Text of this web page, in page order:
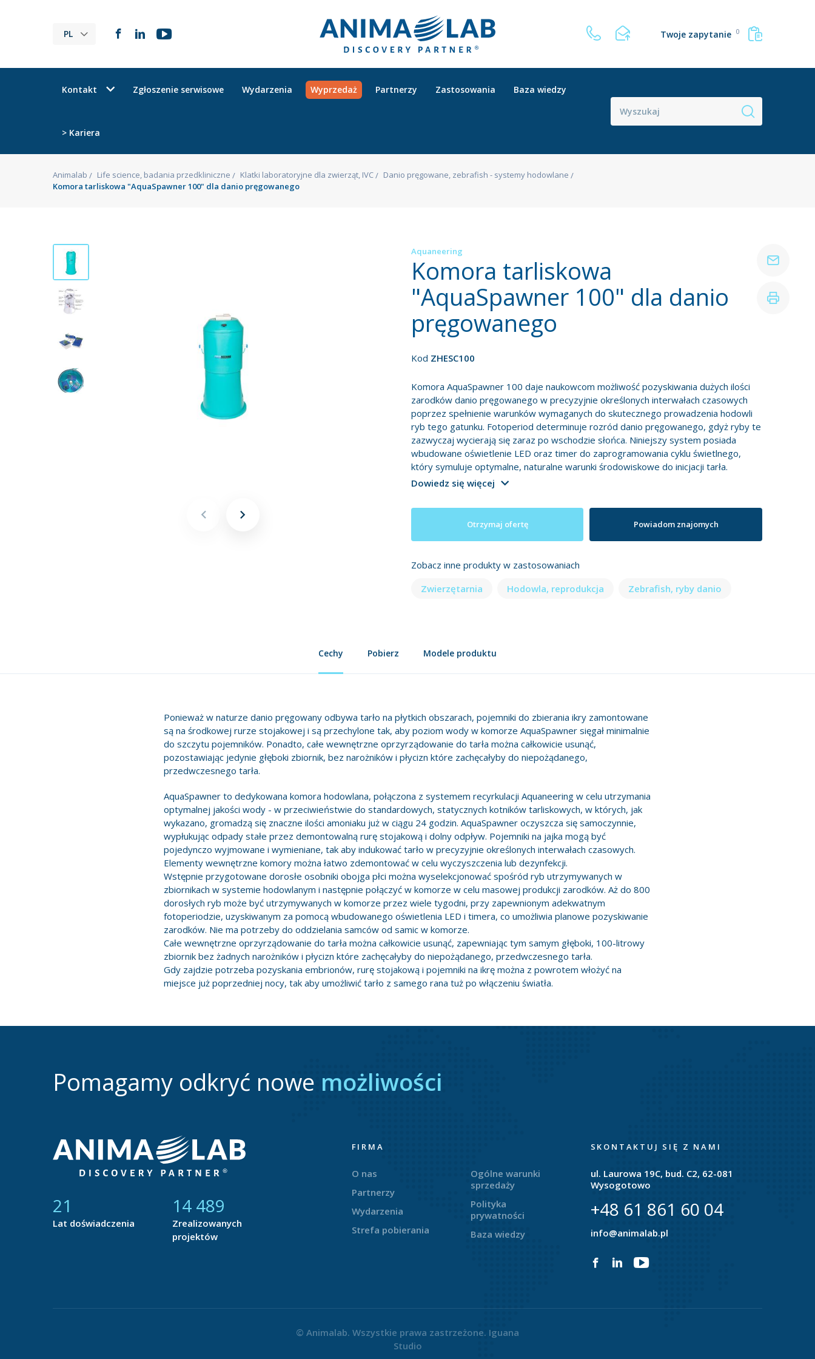
PL Twoje zapytanie 0
Kontakt Zgłoszenie serwisowe Wydarzenia Wyprzedaż Partnerzy Zastosowania Baza wiedzy
> Kariera
Animalab Life science, badania przedkliniczne Klatki laboratoryjne dla zwierząt, IVC
Danio pręgowane, zebrafish - systemy hodowlane
Komora tarliskowa "AquaSpawner 100" dla danio pręgowanego
Aquaneering
Komora tarliskowa
"AquaSpawner 100" dla danio
pręgowanego
Kod ZHESC100
Komora AquaSpawner 100 daje naukowcom możliwość pozyskiwania dużych ilości
zarodków danio pręgowanego w precyzyjnie określonych interwałach czasowych
poprzez spełnienie warunków wymaganych do skutecznego prowadzenia hodowli
ryb tego gatunku. Fotoperiod determinuje rozród danio pręgowanego, gdyż ryby te
zazwyczaj wycierają się zaraz po wschodzie słońca. Niniejszy system posiada
wbudowane oświetlenie LED oraz timer do zaprogramowania cyklu świetlnego,
który symuluje optymalne, naturalne warunki środowiskowe do inicjacji tarła.
Dowiedz się więcej
Otrzymaj ofertę Powiadom znajomych
Zobacz inne produkty w zastosowaniach
Zwierzętarnia
Hodowla, reprodukcja Zebrafish, ryby danio
Cechy Pobierz Modele produktu
Ponieważ w naturze danio pręgowany odbywa tarło na płytkich obszarach, pojemniki do zbierania ikry zamontowane
są na środkowej rurze stojakowej i są przechylone tak, aby poziom wody w komorze AquaSpawner sięgał minimalnie
do szczytu pojemników. Ponadto, całe wewnętrzne oprzyrządowanie do tarła można całkowicie usunąć,
pozostawiając jedynie głęboki zbiornik, bez narożników i płycizn które zachęcałyby do niepożądanego,
przedwczesnego tarła.
AquaSpawner to dedykowana komora hodowlana, połączona z systemem recyrkulacji Aquaneering w celu utrzymania
optymalnej jakości wody - w przeciwieństwie do standardowych, statycznych kotników tarliskowych, w których, jak
wykazano, gromadzą się znaczne ilości amoniaku już w ciągu 24 godzin. AquaSpawner oczyszcza się samoczynnie,
wypłukując odpady stałe przez demontowalną rurę stojakową i dolny odpływ. Pojemniki na jajka mogą być
pojedynczo wyjmowane i wymieniane, tak aby indukować tarło w precyzyjnie określonych interwałach czasowych.
Elementy wewnętrzne komory można łatwo zdemontować w celu wyczyszczenia lub dezynfekcji.
Wstępnie przygotowane dorosłe osobniki obojga płci można wyselekcjonować spośród ryb utrzymywanych w
zbiornikach w systemie hodowlanym i następnie połączyć w komorze w celu masowej produkcji zarodków. Aż do 800
dorosłych ryb może być utrzymywanych w komorze przez wiele tygodni, przy zapewnionym adekwatnym
fotoperiodzie, uzyskiwanym za pomocą wbudowanego oświetlenia LED i timera, co umożliwia planowe pozyskiwanie
zarodków. Nie ma potrzeby do oddzielania samców od samic w komorze.
Całe wewnętrzne oprzyrządowanie do tarła można całkowicie usunąć, zapewniając tym samym głęboki, 100-litrowy
zbiornik bez żadnych narożników i płycizn które zachęcałyby do niepożądanego, przedwczesnego tarła.
Gdy zajdzie potrzeba pozyskania embrionów, rurę stojakową i pojemniki na ikrę można z powrotem włożyć na
miejsce już poprzedniej nocy, tak aby umożliwić tarło z samego rana tuż po włączeniu światła.
Pomagamy odkryć nowe możliwości
21
Lat doświadczenia
14 877
Zrealizowanych
projektów
FIRMA
O nas
Partnerzy
Wydarzenia
Strefa pobierania
Ogólne warunki
sprzedaży
Polityka
prywatności
Baza wiedzy
SKONTAKTUJ SIĘ Z NAMI
ul. Laurowa 19C, bud. C2, 62-081
Wysogotowo
+48 61 861 60 04
info@animalab.pl
© Animalab. Wszystkie prawa zastrzeżone. Iguana
Studio